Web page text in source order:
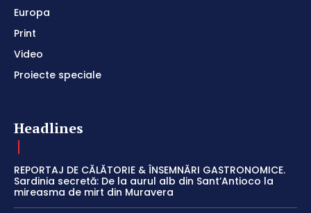
Europa
Print
Video
Proiecte speciale
Headlines
REPORTAJ DE CĂLĂTORIE & ÎNSEMNĂRI GASTRONOMICE.
Sardinia secretă: De la aurul alb din Sant’Antioco la
mireasma de mirt din Muravera